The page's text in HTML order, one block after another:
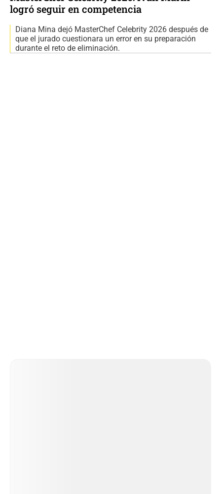
logró seguir en competencia
Diana Mina dejó MasterChef Celebrity 2026 después de
que el jurado cuestionara un error en su preparación
durante el reto de eliminación.